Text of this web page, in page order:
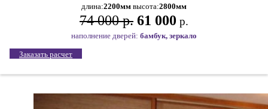
длина:2200мм высота:2800мм
74 000 р. 61 000 р.
наполнение дверей: бамбук, зеркало
Заказать расчет